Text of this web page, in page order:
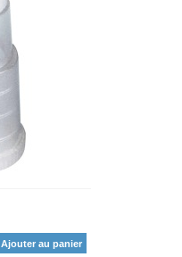
Ajouter au panier